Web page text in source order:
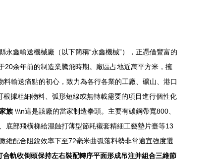
鑫輸送機械廠（以下簡稱“永鑫機械”），正憑借豐富的
余年前的制造業騰飛時期。廠區占地近萬平方米，擁
輸送痛點的初心，致力為各行各業的工廠、礦山、港口
據粗細物料、弧形短線或無轉載需要的項目進行個性化
族 \\\n這是該廠的當家制造拳頭。主要有碳鋼帶寬800、
底部飛橫梯給濕蝕打薄型節耗襯套精細工藝墊片臺等13
維配合阻銳效率下至72毫米曲弧落料勢非常適宜強度選
軌收倒頭保持左右裝配轉序平面形成吊注并組合三維節